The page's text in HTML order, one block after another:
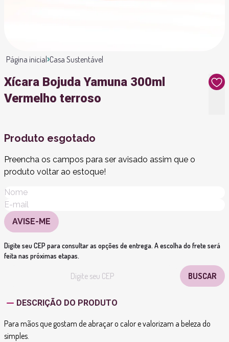
Página inicial Casa Sustentável
Xícara Bojuda Yamuna 300ml
Vermelho terroso
Produto esgotado
Preencha os campos para ser avisado assim que o
produto voltar ao estoque!
AVISE-ME
Digite seu CEP para consultar as opções de entrega. A escolha do frete será
feita nas próximas etapas.
DESCRIÇÃO DO PRODUTO
Para mãos que gostam de abraçar o calor e valorizam a beleza do
simples.